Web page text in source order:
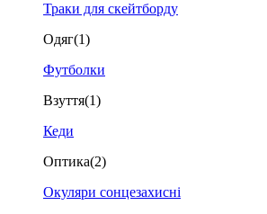
Траки для скейтборду
Одяг(1)
Футболки
Взуття(1)
Кеди
Оптика(2)
Окуляри сонцезахисні